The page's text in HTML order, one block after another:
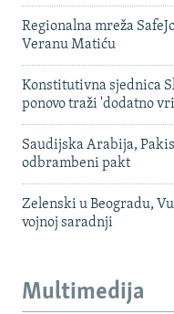
Regionalna mreža
Veranu Matiću
Konstitutivna sjednica
ponovo traži 'dodatno
Saudijska Arabija,
odbrambeni pakt
Zelenski u Beogradu,
vojnoj saradnji
Multimedija